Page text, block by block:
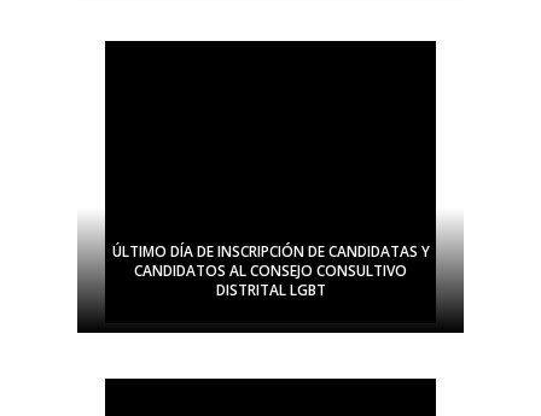
ÚLTIMO DÍA DE INSCRIPCIÓN DE CANDIDATAS Y
CANDIDATOS AL CONSEJO CONSULTIVO
DISTRITAL LGBT